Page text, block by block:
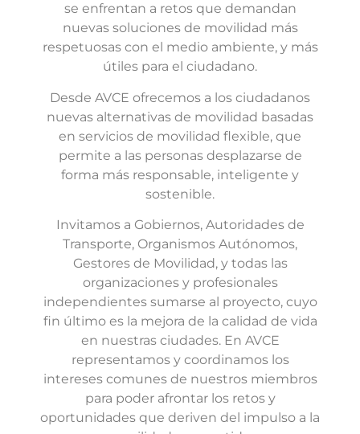
se enfrentan a retos que demandan
nuevas soluciones de movilidad más
respetuosas con el medio ambiente, y más
útiles para el ciudadano.
Desde AVCE ofrecemos a los ciudadanos
nuevas alternativas de movilidad basadas
en servicios de movilidad flexible, que
permite a las personas desplazarse de
forma más responsable, inteligente y
sostenible.
Invitamos a Gobiernos, Autoridades de
Transporte, Organismos Autónomos,
Gestores de Movilidad, y todas las
organizaciones y profesionales
independientes sumarse al proyecto, cuyo
fin último es la mejora de la calidad de vida
en nuestras ciudades. En AVCE
representamos y coordinamos los
intereses comunes de nuestros miembros
para poder afrontar los retos y
oportunidades que deriven del impulso a la